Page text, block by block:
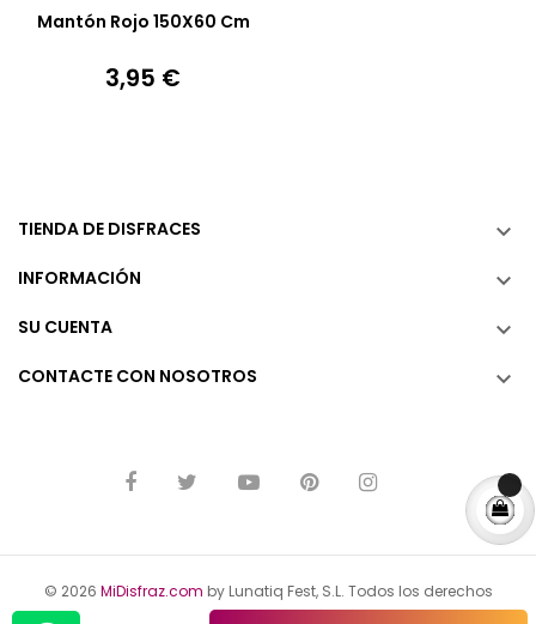
Añadir A La Cesta
Mantón Rojo 150X60 Cm
Precio
3,95 €
TIENDA DE DISFRACES 
INFORMACIÓN 
SU CUENTA 
CONTACTE CON NOSOTROS 
© 2026 MiDisfraz.com by Lunatiq Fest, S.L. Todos los derechos
reservados.